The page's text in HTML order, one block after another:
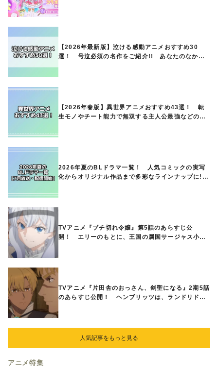
【2026年最新版】泣ける感動アニメおすすめ30
選！ 号泣必須の名作をご紹介!! あなたのなかの
【2026年春版】異世界アニメおすすめ43選！ 転
生モノやチート能力で無双する主人公最強などの人
2026年夏のBLドラマ一覧！ 人気コミックの実写
化からオリジナル作品まで多彩なラインナップに!!
TVアニメ『ブチ切れ令嬢』第5話のあらすじ公
開！ エリーのもとに、王国の属国サージャス小王
TVアニメ『片田舎のおっさん、剣聖になる』2期5話
のあらすじ公開！ ヘンブリッツは、ランドリドに
人気記事をもっと見る
アニメ特集